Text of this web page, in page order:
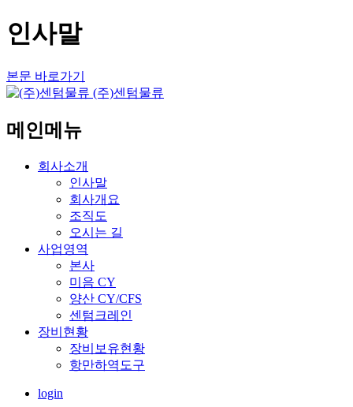
인사말
본문 바로가기
(주)센텀물류
메인메뉴
회사소개
인사말
회사개요
조직도
오시는 길
사업영역
본사
미음 CY
양산 CY/CFS
센텀크레인
장비현황
장비보유현황
항만하역도구
login